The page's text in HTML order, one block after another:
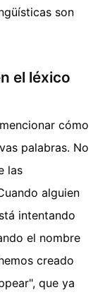
son
el léxico
cómo
palabras. No
las
alguien
intentando
el nombre
creado
que ya